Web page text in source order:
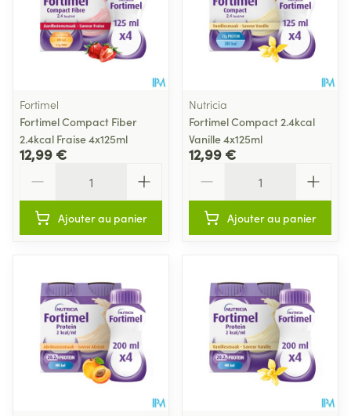
Fortimel
Fortimel Compact Fiber
2.4kcal Fraise 4x125ml
12,99 €
Ajouter au panier
Nutricia
Fortimel Compact 2.4kcal
Vanille 4x125ml
12,99 €
Ajouter au panier